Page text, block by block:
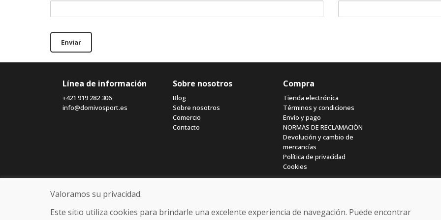
Enviar
Línea de información
+421 919 282 306
info@domivosport.es
Sobre nosotros
Blog
Sobre nosotros
Comercio
Contacto
Compra
Tienda electrónica
Términos y condiciones
Envío y pago
NORMAS DE RECLAMACIÓN
Devolución y cambio de
mercancías
Política de privacidad
Cookies
Valoramos su privacidad.
Este sitio utiliza cookies para brindarle una excelente experiencia de navegación. Puede encontrar